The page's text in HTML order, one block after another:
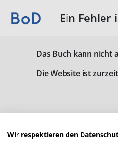
Ein Fehler
Das Buch kann nicht
Die Website ist
Wir respektieren den